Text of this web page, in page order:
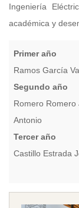
Ingeniería
académica y
Primer año
Ramos García
Segundo año
Romero Romero
Antonio
Tercer año
Castillo Estrada